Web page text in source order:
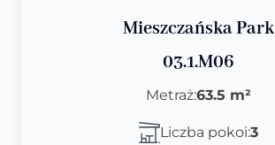
Mieszczańska Park
03.1.M06
Metraż:63.5 m²
Liczba pokoi:3